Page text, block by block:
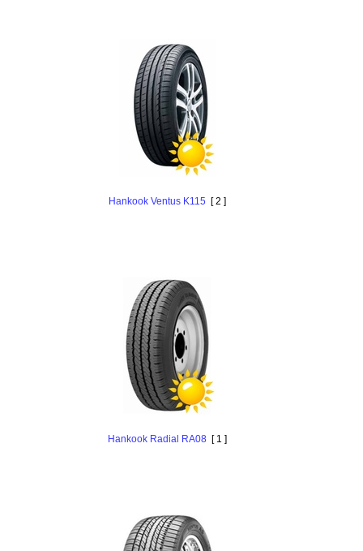
Hankоok Ventus K115 [ 2 ]
Hankоok Radial RA08[ 1 ]